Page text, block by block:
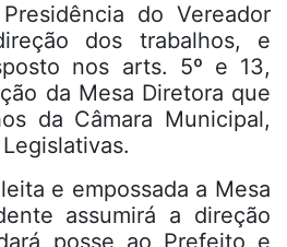
do Vereador
dos trabalhos, e
nos arts. 5º e 13,
da Mesa Diretora que
da Câmara Municipal,
e empossada a Mesa
assumirá a direção
posse ao Prefeito e